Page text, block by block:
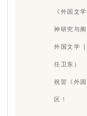
《外国文
神研究与
外国文学 |
任卫东）
祝贺《外
区！